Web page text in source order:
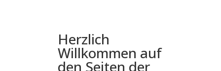
Herzlich
Willkommen auf
den Seiten der